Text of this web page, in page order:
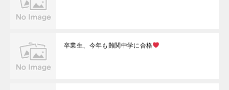
卒業生、今年も難関中学に合格